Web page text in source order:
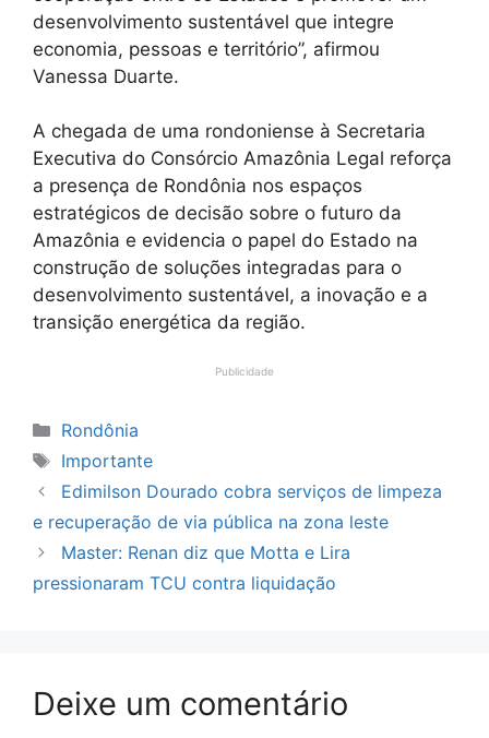
desenvolvimento sustentável que integre
economia, pessoas e território”, afirmou
Vanessa Duarte.
A chegada de uma rondoniense à Secretaria
Executiva do Consórcio Amazônia Legal reforça
a presença de Rondônia nos espaços
estratégicos de decisão sobre o futuro da
Amazônia e evidencia o papel do Estado na
construção de soluções integradas para o
desenvolvimento sustentável, a inovação e a
transição energética da região.
Publicidade
Categorias
Rondônia
Tags
Importante
Edimilson Dourado cobra serviços de limpeza
e recuperação de via pública na zona leste
Master: Renan diz que Motta e Lira
pressionaram TCU contra liquidação
Deixe um comentário